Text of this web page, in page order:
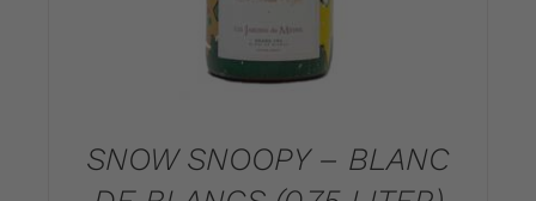
SNOW SNOOPY – BLANC